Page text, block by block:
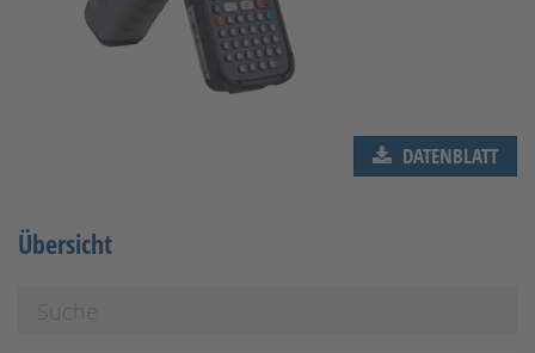
DATENBLATT
Übersicht